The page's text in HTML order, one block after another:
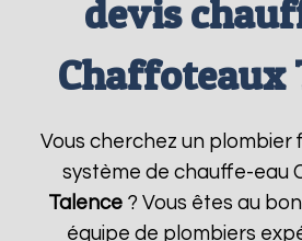
devis
Chaffoteaux
Vous cherchez un plombier
système de chauffe-eau
Talence ? Vous êtes au
équipe de plombiers